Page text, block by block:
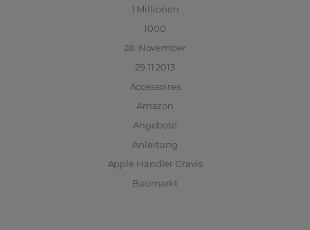
1 Millionen
1000
28. November
29.11.2013
Accessoires
Amazon
Angebote
Anleitung
Apple Händler Gravis
Baumarkt